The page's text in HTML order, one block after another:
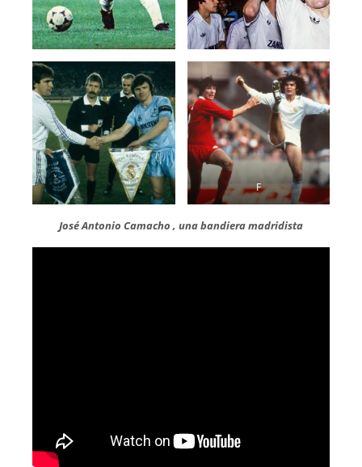
F
José Antonio Camacho , una bandiera madridista